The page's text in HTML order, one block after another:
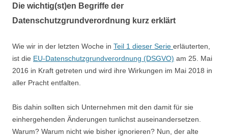
Die wichtig(st)en Begriffe der
Datenschutzgrundverordnung kurz erklärt
Wie wir in der letzten Woche in Teil 1 dieser Serie erläuterten,
ist die EU-Datenschutzgrundverordnung (DSGVO) am 25. Mai
2016 in Kraft getreten und wird ihre Wirkungen im Mai 2018 in
aller Pracht entfalten.
Bis dahin sollten sich Unternehmen mit den damit für sie
einhergehenden Änderungen tunlichst auseinandersetzen.
Warum? Warum nicht wie bisher ignorieren? Nun, der alte